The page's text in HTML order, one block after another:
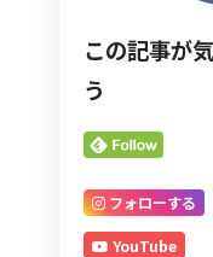
この記事が
う
フォローする
YouTube